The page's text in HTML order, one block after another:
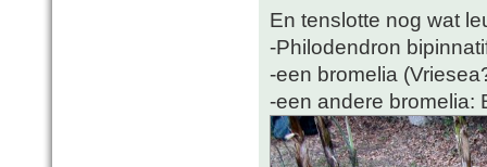
En tenslotte nog wat
-Philodendron
-een bromelia
-een andere bromelia: